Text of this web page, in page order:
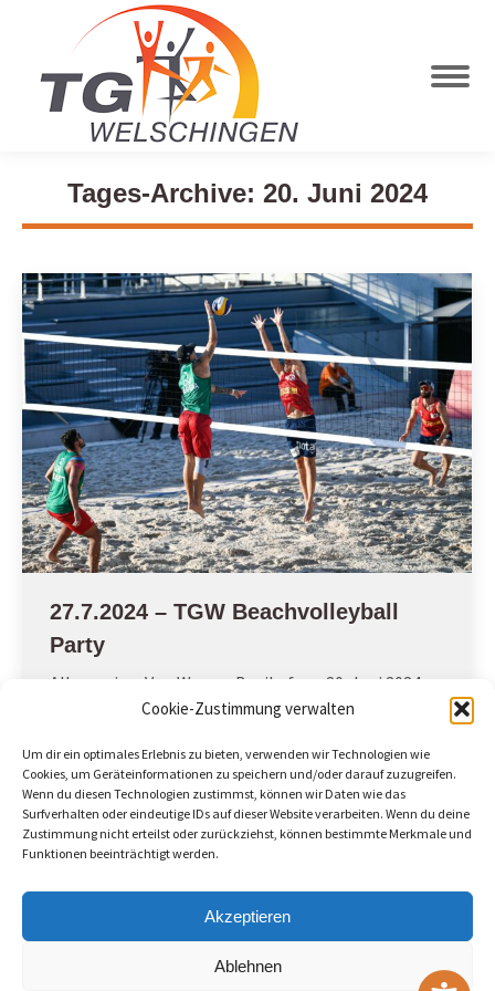
Cookie-Zustimmung verwalten
Um dir ein optimales Erlebnis zu bieten, verwenden wir Technologien wie
Cookies, um Geräteinformationen zu speichern und/oder darauf zuzugreifen.
Wenn du diesen Technologien zustimmst, können wir Daten wie das
Surfverhalten oder eindeutige IDs auf dieser Website verarbeiten. Wenn du deine
Zustimmung nicht erteilst oder zurückziehst, können bestimmte Merkmale und
Funktionen beeinträchtigt werden.
Akzeptieren
Ablehnen
Tages-Archive: 20. Juni 2024
27.7.2024 – TGW Beachvolleyball
Party
Allgemein Von Werner Bezikofer
20. Juni 2024
Wir wollen zusammen den neuen Sand im
Vereinsmitglieder zum geselligem Beisammensein
ein am Samstag, 27.7. ab 16 Uhr im Dorfgarten Wir
freuen uns auf ein sportliches Turnier im Sand,
Essen / Trinken und viele nette Gespräche. Da wir